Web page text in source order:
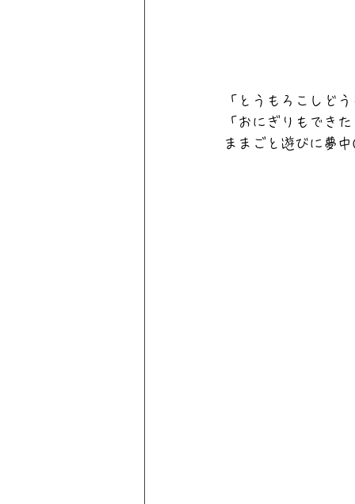
「とうもろこしどう
「おにぎりもできた
ままごと遊びに夢中